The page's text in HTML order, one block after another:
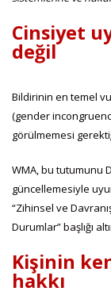
Cinsiyet
değil
Bildirinin en temel
(gender
görülmemesi
WMA, bu tutumunu
güncellemesiyle
“Zihinsel ve
Durumlar” başlığı
Kişinin
hakkı